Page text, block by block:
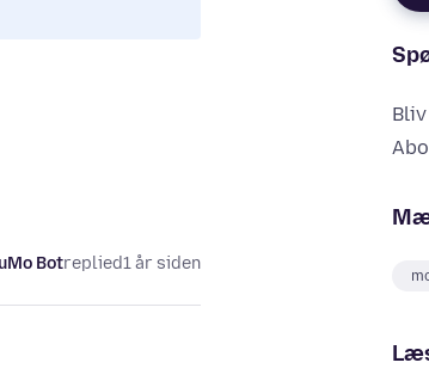
Botreplied1 år siden